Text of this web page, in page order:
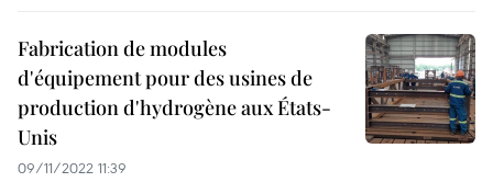
Fabrication de modules
d'équipement pour des usines de
production d'hydrogène aux États-
Unis
09/11/2022 11:39